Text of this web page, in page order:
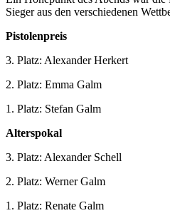
Sieger aus den verschiedenen
Pistolenpreis
3. Platz: Alexander Herkert
2. Platz: Emma Galm
1. Platz: Stefan Galm
Alterspokal
3. Platz: Alexander Schell
2. Platz: Werner Galm
1. Platz: Renate Galm